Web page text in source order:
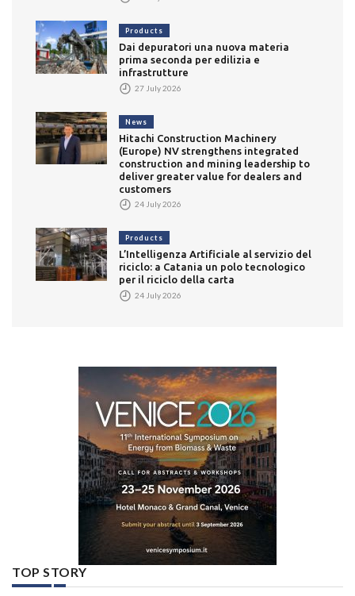
Products
Dai depuratori una nuova materia
prima seconda per edilizia e
infrastrutture
27 July 2026
News
Hitachi Construction Machinery
(Europe) NV strengthens integrated
construction and mining leadership to
deliver greater value for dealers and
customers
24 July 2026
Products
L’Intelligenza Artificiale al servizio del
riciclo: a Catania un polo tecnologico
per il riciclo della carta
24 July 2026
TOP STORY